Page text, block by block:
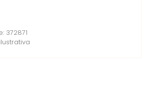
372871